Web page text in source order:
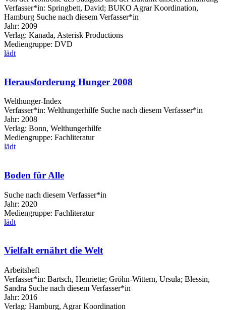
Verfasser*in: Springbett, David; BUKO Agrar Koordination,
Hamburg Suche nach diesem Verfasser*in
Jahr: 2009
Verlag: Kanada, Asterisk Productions
Mediengruppe: DVD
lädt
Herausforderung Hunger 2008
Welthunger-Index
Verfasser*in: Welthungerhilfe Suche nach diesem Verfasser*in
Jahr: 2008
Verlag: Bonn, Welthungerhilfe
Mediengruppe: Fachliteratur
lädt
Boden für Alle
Suche nach diesem Verfasser*in
Jahr: 2020
Mediengruppe: Fachliteratur
lädt
Vielfalt ernährt die Welt
Arbeitsheft
Verfasser*in: Bartsch, Henriette; Gröhn-Wittern, Ursula; Blessin,
Sandra Suche nach diesem Verfasser*in
Jahr: 2016
Verlag: Hamburg, Agrar Koordination